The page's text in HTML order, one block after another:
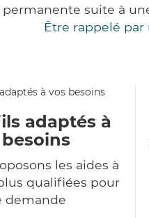
suite à
Être rappelé
adaptés à
les aides à
qualifiées pour
demande